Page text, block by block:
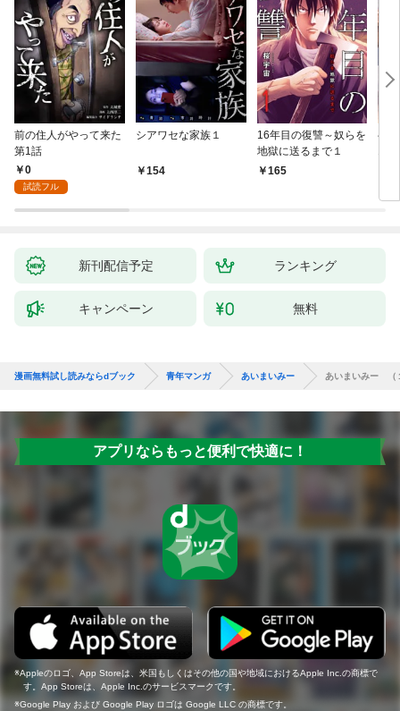
前の住人がやって来た
第1話
0
試読フル
シアワセな家族１
154
16年目の復讐～奴らを
地獄に送るまで１
165
ベ
新刊配信予定 ランキング
キャンペーン 無料
漫画無料試し読みならdブック 青年マンガ あいまいみー あいまいみー （
アプリならもっと便利で快適に！
Appleのロゴ、App Storeは、米国もしくはその他の国や地域におけるApple Inc.の商標で
す。App Storeは、Apple Inc.のサービスマークです。
Google Play および Google Play ロゴは Google LLC の商標です。